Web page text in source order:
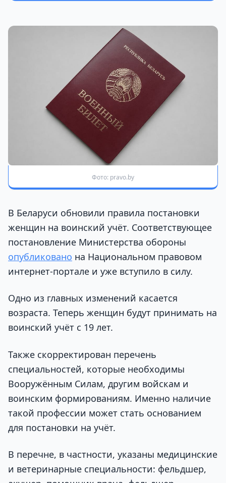
Фото: pravo.by
В Беларуси обновили правила постановки
женщин на воинский учёт. Соответствующее
постановление Министерства обороны
опубликовано на Национальном правовом
интернет-портале и уже вступило в силу.
Одно из главных изменений касается
возраста. Теперь женщин будут принимать на
воинский учёт с 19 лет.
Также скорректирован перечень
специальностей, которые необходимы
Вооружённым Силам, другим войскам и
воинским формированиям. Именно наличие
такой профессии может стать основанием
для постановки на учёт.
В перечне, в частности, указаны медицинские
и ветеринарные специальности: фельдшер,